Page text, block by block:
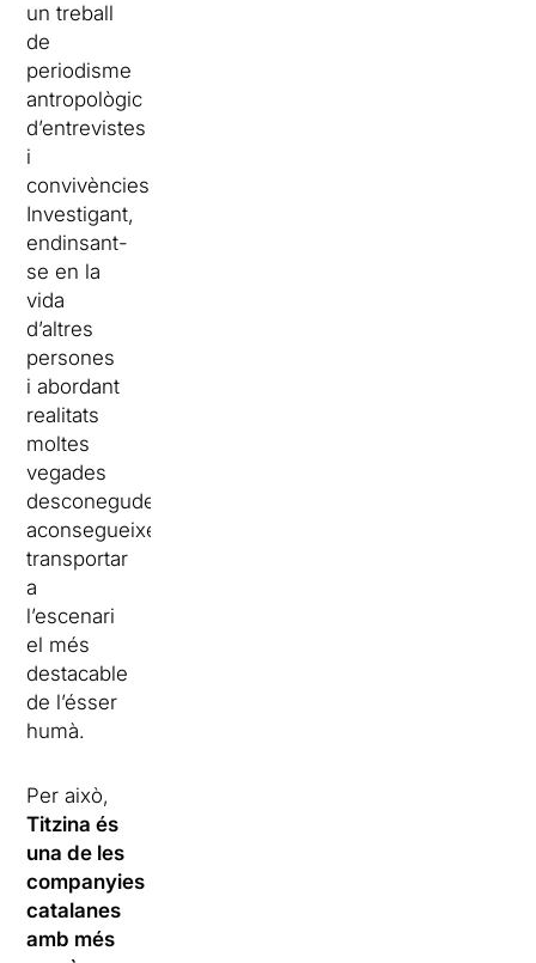
un treball
de
periodisme
antropològic
d’entrevistes
i
convivències.
Investigant,
endinsant-
se en la
vida
d’altres
persones
i abordant
realitats
moltes
vegades
desconegudes,
aconsegueixen
transportar
a
l’escenari
el més
destacable
de l’ésser
humà.
Per això,
Titzina és
una de les
companyies
catalanes
amb més